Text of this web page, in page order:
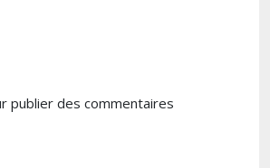
publier des commentaires